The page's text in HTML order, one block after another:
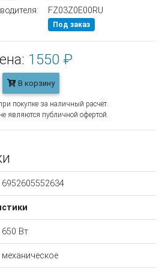
FZ03Z0E00RU
Под заказ
1550 ₽
В корзину
покупке за наличный расчёт.
являются публичной офертой.
6952605552634
650 Вт
механическое